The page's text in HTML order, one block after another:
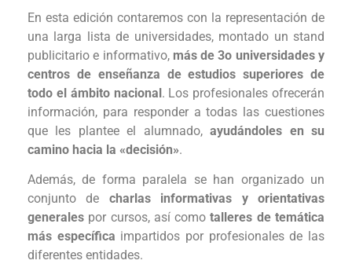
En esta edición contaremos con la representación de
una larga lista de universidades, montado un stand
publicitario e informativo, más de 3o universidades y
centros de enseñanza de estudios superiores de
todo el ámbito nacional. Los profesionales ofrecerán
información, para responder a todas las cuestiones
que les plantee el alumnado,ayudándoles en su
camino hacia la «decisión».
Además, de forma paralela se han organizado un
conjunto de charlas informativas y orientativas
generales por cursos, así comotalleres de temática
más específica impartidos por profesionales de las
diferentes entidades.